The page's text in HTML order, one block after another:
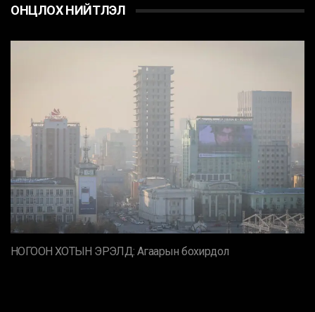
ОНЦЛОХ НИЙТЛЭЛ
НОГООН ХОТЫН ЭРЭЛД: Агаарын бохирдол